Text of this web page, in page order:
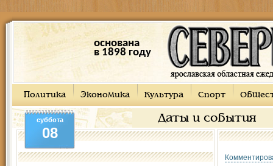
основана
в 1898 году
Политика Экономика Культура Спорт
Даты и события
суббота
08